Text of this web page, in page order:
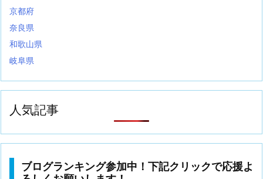
京都府
奈良県
和歌山県
岐阜県
人気記事
ブログランキング参加中！下記クリックで応援よ